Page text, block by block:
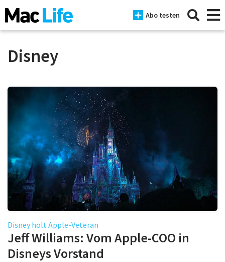
Abo testen
iPhone
Mac
iPad
Tests
Tipps
Magazine
Über uns
Podcast
Disney
Disney holt Apple-Veteran
Jeff Williams: Vom Apple-COO in
Disneys Vorstand